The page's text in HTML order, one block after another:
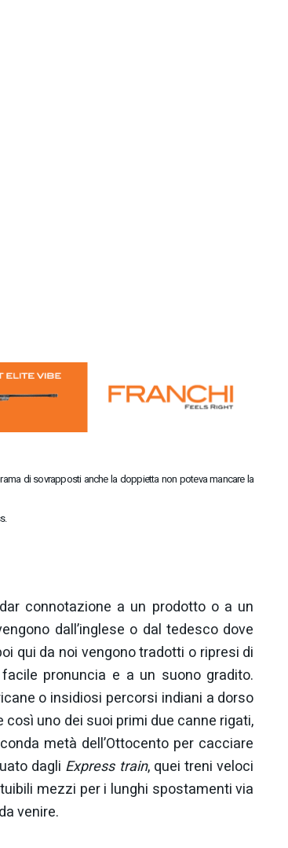
di sovrapposti anche la doppietta non poteva mancare la
connotazione a un prodotto o a un
dall’inglese o dal tedesco dove
qui da noi vengono tradotti o ripresi di
pronuncia e a un suono gradito.
o insidiosi percorsi indiani a dorso
uno dei suoi primi due canne rigati,
metà dell’Ottocento per cacciare
dagli Express train, quei treni veloci
mezzi per i lunghi spostamenti via
venire.